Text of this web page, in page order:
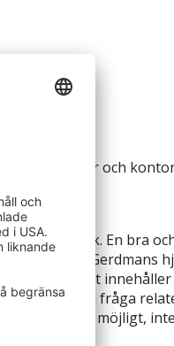
och
synintryck. En bra
oss på Gerdmans
sortiment
du har en fråga
bra som möjligt, inte